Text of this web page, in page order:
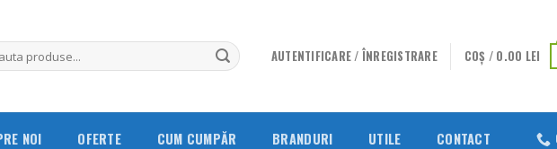
AUTENTIFICARE / ÎNREGISTRARE COȘ / 0.00 LEI
NOI OFERTE CUM CUMPĂR BRANDURI UTILE CONTACT